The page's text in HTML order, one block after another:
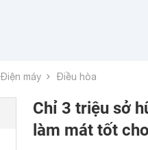
Điện máy Điều hòa
Chỉ 3 triệu sở
làm mát tốt